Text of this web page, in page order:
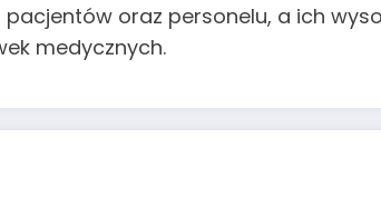
oraz personelu, a ich
medycznych.